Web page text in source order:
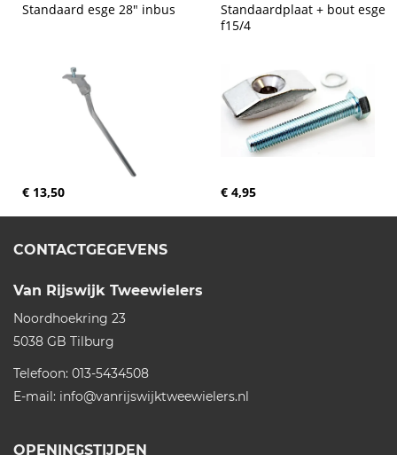
Standaard esge 28" inbus
€ 13,50
Standaardplaat + bout esge
f15/4
€ 4,95
CONTACTGEGEVENS
Van Rijswijk Tweewielers
Noordhoekring 23
5038 GB Tilburg
Telefoon: 013-5434508
E-mail: info@vanrijswijktweewielers.nl
OPENINGSTIJDEN